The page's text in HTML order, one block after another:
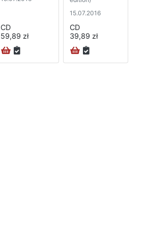
CD
59,89 zł
15.07.2016
CD
39,89 zł